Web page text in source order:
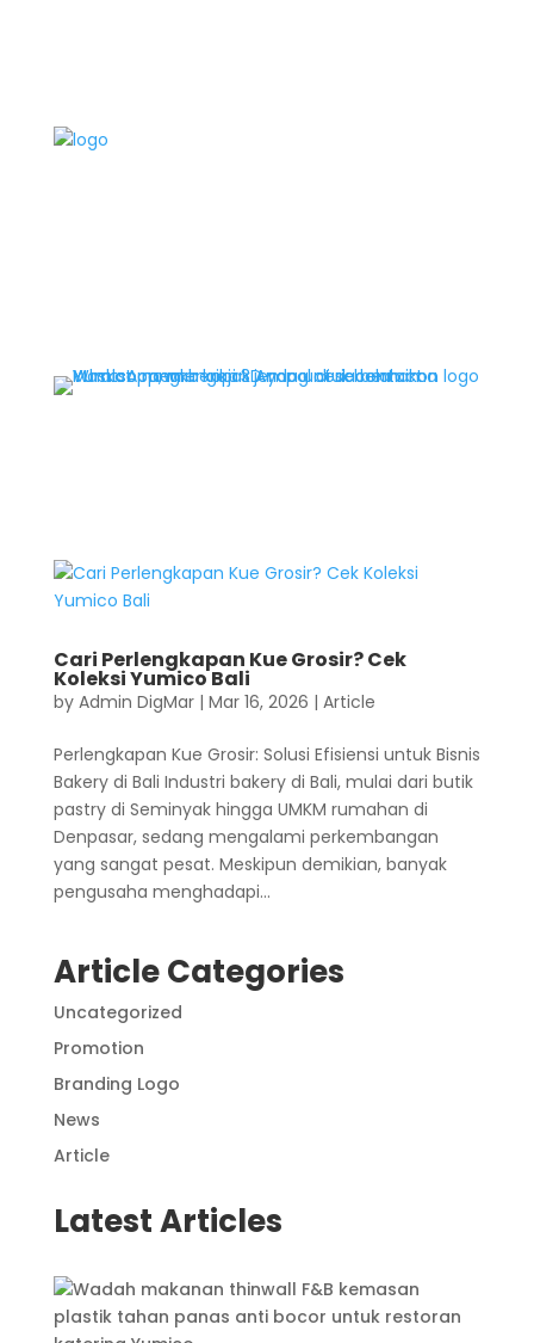
Cari Perlengkapan Kue Grosir? Cek
Koleksi Yumico Bali
by Admin DigMar| Mar 16, 2026 | Article
Perlengkapan Kue Grosir: Solusi Efisiensi untuk Bisnis
Bakery di Bali Industri bakery di Bali, mulai dari butik
pastry di Seminyak hingga UMKM rumahan di
Denpasar, sedang mengalami perkembangan
yang sangat pesat. Meskipun demikian, banyak
pengusaha menghadapi...
Article Categories
Uncategorized
Promotion
Branding Logo
News
Article
Latest Articles